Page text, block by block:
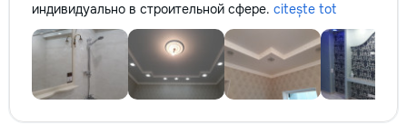
индивидуально в строительной сфере. citește tot